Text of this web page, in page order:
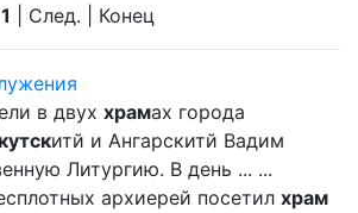
1 | След. | Конец
в двух храмах города
итй и Ангарскитй Вадим
Литургию. В день ... ...
архиерей посетил храм